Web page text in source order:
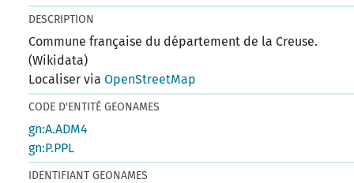
DESCRIPTION
Commune française du département de la Creuse.
(Wikidata)
Localiser viaOpenStreetMap
CODE D'ENTITÉ GEONAMES
gn:A.ADM4
gn:P.PPL
IDENTIFIANT GEONAMES